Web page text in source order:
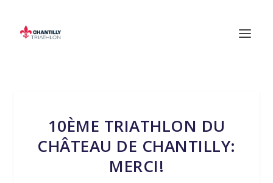
10ÈME TRIATHLON DU
CHÂTEAU DE CHANTILLY:
MERCI!